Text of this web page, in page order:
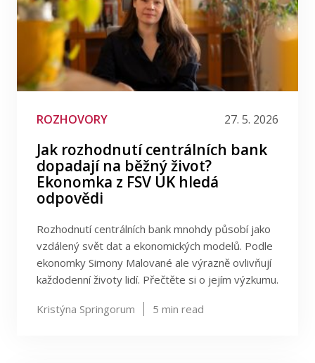
ROZHOVORY 27. 5. 2026
Jak rozhodnutí centrálních bank
dopadají na běžný život?
Ekonomka z FSV UK hledá
odpovědi
Rozhodnutí centrálních bank mnohdy působí jako
vzdálený svět dat a ekonomických modelů. Podle
ekonomky Simony Malované ale výrazně ovlivňují
každodenní životy lidí. Přečtěte si o jejím výzkumu.
Kristýna Springorum 5 min read